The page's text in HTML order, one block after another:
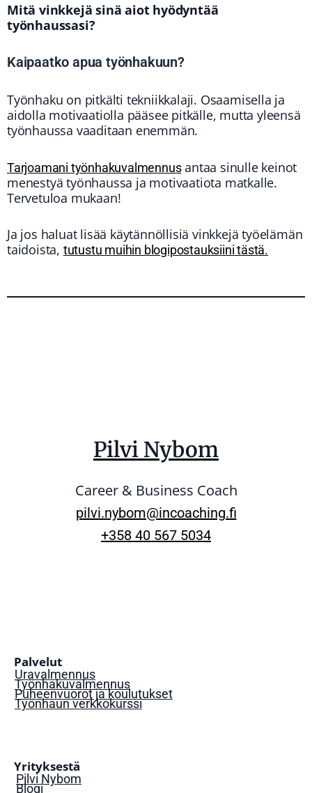
Mitä vinkkejä sinä aiot hyödyntää
työnhaussasi?
Kaipaatko apua työnhakuun?
Työnhaku on pitkälti tekniikkalaji. Osaamisella ja
aidolla motivaatiolla pääsee pitkälle, mutta yleensä
työnhaussa vaaditaan enemmän.
Tarjoamani työnhakuvalmennusantaa sinulle keinot
menestyä työnhaussa ja motivaatiota matkalle.
Tervetuloa mukaan!
Ja jos haluat lisää käytännöllisiä vinkkejä työelämän
taidoista, tutustu muihin blogipostauksiini tästä.
Pilvi Nybom
Career & Business Coach
pilvi.nybom@incoaching.fi
+358 40 567 5034
Palvelut
Uravalmennus
Työnhakuvalmennus
Puheenvuorot ja koulutukset
Työnhaun verkkokurssi
Yrityksestä
Pilvi Nybom
Blogi